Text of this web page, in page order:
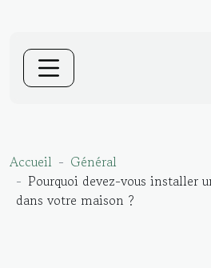
Accueil
Général
Pourquoi devez-vous installer
dans votre maison ?